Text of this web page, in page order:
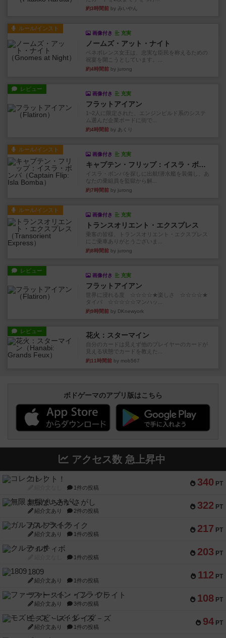
約3時間前 by みいやん
ルール/インスト
画像付き 充実
ノームズ・アット・ナイト
ベネボレンス女王は、忠実な臣民を称えるための
祝宴を開こうとしています。...
約4時間前 by jurong
レビュー
画像付き 充実
フラットアイアン
1~2人に限定された、エンジンビルド系のシステ
ム選んだ企業ボードに街で...
約4時間前 by あくり
ルール/インスト
画像付き 充実
キャプテン・フリップ：イスラ・ボンバ
イスラ・ボンバを探しに出航!潜水艦を装備し、あ
なたの乗組員を監獄から解...
約7時間前 by jurong
ルール/インスト
画像付き 充実
トランスオリエント・エクスプレス
乗客の皆様、トランスオリエント・エクスプレス
にご乗車ありがとうございま...
約8時間前 by jurong
レビュー
画像付き 充実
フラットアイアン
世界に浸れる度 ☆☆☆☆★楽しさ ☆☆☆☆★
タイパ ☆☆☆☆☆マンハッ...
約9時間前 by DKnewyork
レビュー 花火：スターマイン
自分のカードは見えず他のプレイヤーのカードが
見える状態でカードを教えた...
約11時間前 by mob567
ボドゲーマのアプリ版はこちら
アクセス数 急上昇中
340 PT
コレクト！
1件の投稿
322 PT
無限まちがいさがし
紹介文あり 2件の投稿
217 PT
ガルフストライク
紹介文あり 1件の投稿
203 PT
クルティボ
1件の投稿
112 PT
1809
紹介文あり 1件の投稿
108 PT
ファースト・イン・フライト
紹介文あり 3件の投稿
94 PT
モズビ－ズ・レイダ－ズ
紹介文あり 1件の投稿